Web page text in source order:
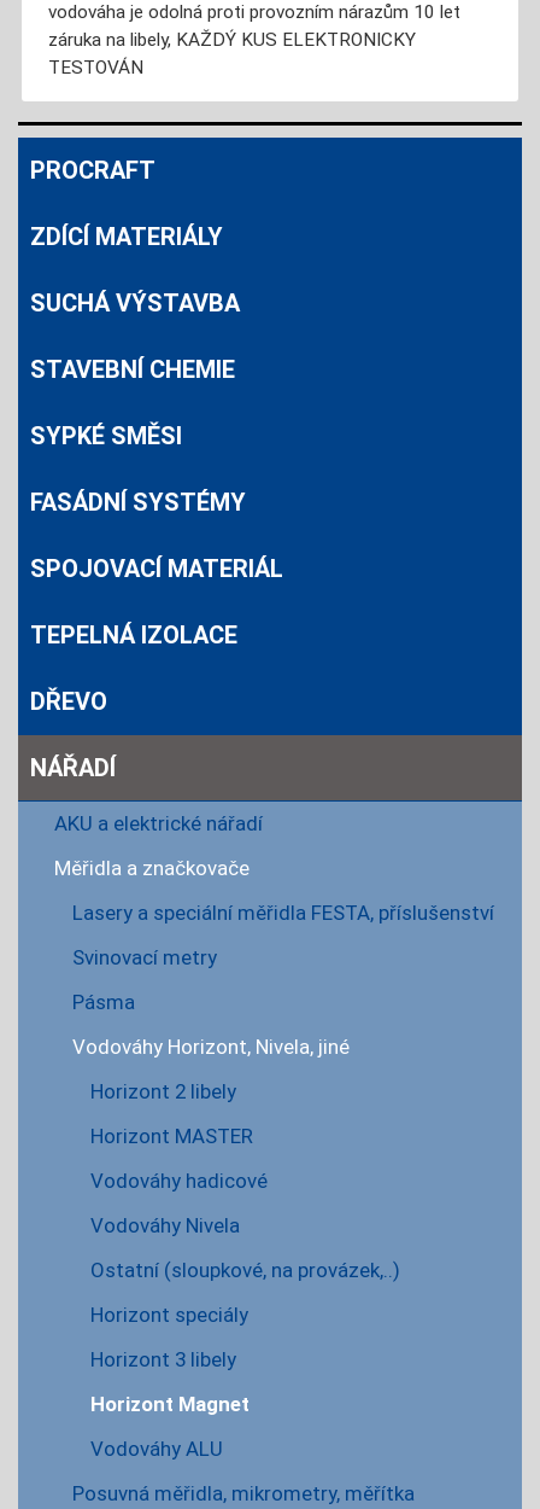
vodováha je odolná proti provozním nárazům 10 let
záruka na libely, KAŽDÝ KUS ELEKTRONICKY
TESTOVÁN
PROCRAFT
ZDÍCÍ MATERIÁLY
SUCHÁ VÝSTAVBA
STAVEBNÍ CHEMIE
SYPKÉ SMĚSI
FASÁDNÍ SYSTÉMY
SPOJOVACÍ MATERIÁL
TEPELNÁ IZOLACE
DŘEVO
NÁŘADÍ
AKU a elektrické nářadí
Měřidla a značkovače
Lasery a speciální měřidla FESTA, příslušenství
Svinovací metry
Pásma
Vodováhy Horizont, Nivela, jiné
Horizont 2 libely
Horizont MASTER
Vodováhy hadicové
Vodováhy Nivela
Ostatní (sloupkové, na provázek,..)
Horizont speciály
Horizont 3 libely
Horizont Magnet
Vodováhy ALU
Posuvná měřidla, mikrometry, měřítka